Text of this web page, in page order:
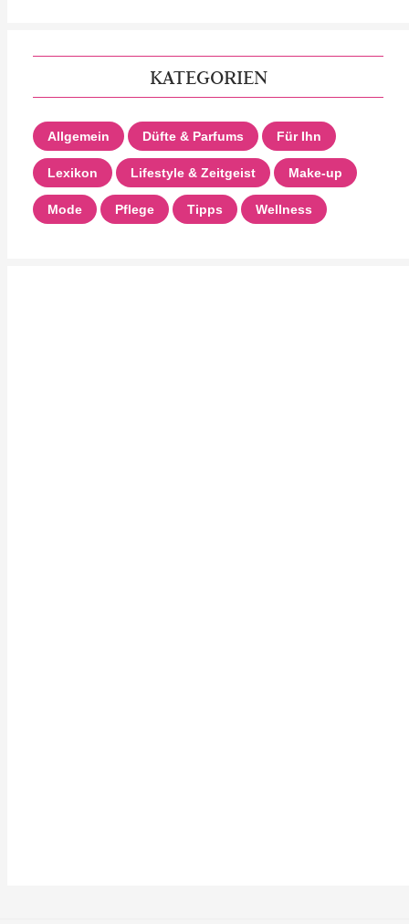
KATEGORIEN
Allgemein Düfte & Parfums Für Ihn
Lexikon Lifestyle & Zeitgeist Make-up
Mode Pflege Tipps Wellness